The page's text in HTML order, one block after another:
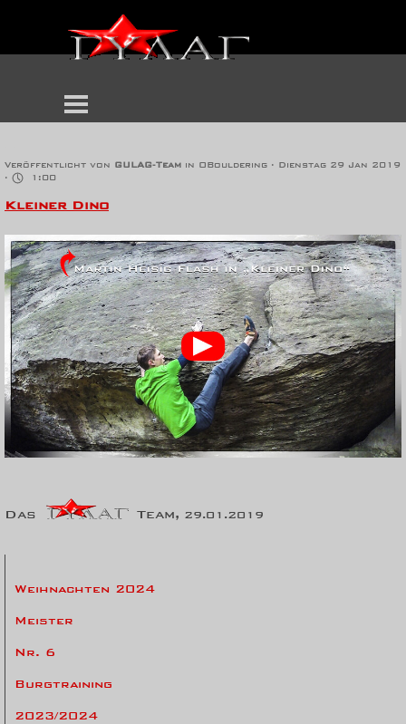
Veröffentlicht von GULAG-Team in OBouldering · Dienstag 29 Jan 2019
·
1:00
Kleiner Dino
Das Team, 29.01.2019
Weihnachten 2024
Meister
Nr. 6
Burgtraining
2023/2024